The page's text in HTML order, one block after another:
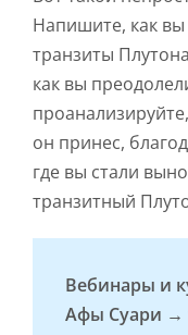
Напишите, как
транзиты
как вы
он принес,
где вы стали
транзитный
Вебинары и
Афы Суари →